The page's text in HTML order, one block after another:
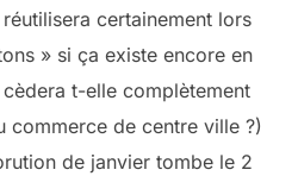
certainement lors
» si ça existe encore en
t-elle complètement
commerce de centre ville ?)
de janvier tombe le 2